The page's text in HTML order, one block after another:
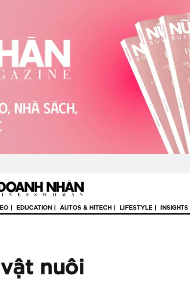
EDUCATION AUTOS & HITECH LIFESTYLE INSIGHTS
nuôi